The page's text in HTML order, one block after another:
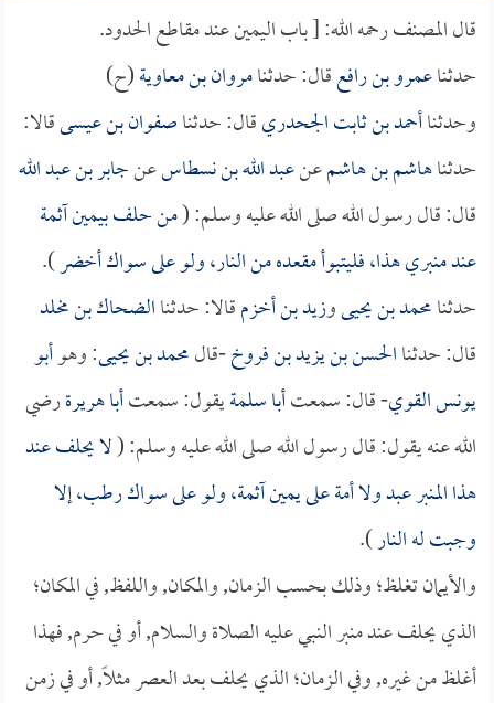
قال المصنف رحمه الله: [ باب اليمين عند مقاطع الحدود.
حدثناعمرو بن رافعقال: حدثنامروان بن معاوية(ح)
وحدثناأحمد بن ثابت الجحدريقال: حدثناصفوان بن عيسىقالا:
حدثناهاشم بن هاشمعنعبد الله بن نسطاسعنجابر بن عبد الله
قال: قال رسول الله صلى الله عليه وسلم: (من حلف بيمين آثمة
عند منبري هذا، فليتبوأ مقعده من النار، ولو على سواك أخضر).
حدثنامحمد بن يحيىوزيد بن أخزمقالا: حدثناالضحاك بن مخلد
قال: حدثناالحسن بن يزيد بن فروخ-قالمحمد بن يحيى: وهوأبو
يونس القوي- قال: سمعتأبا سلمةيقول: سمعتأبا هريرةرضي
الله عنه يقول: قال رسول الله صلى الله عليه وسلم: (لا يحلف عند
هذا المنبر عبد ولا أمة على يمين آثمة، ولو على سواك رطب، إلا
وجبت له النار).
والأيمان تغلظ؛ وذلك بحسب الزمان, والمكان, واللفظ, في المكان؛
الذي يحلف عند منبر النبي عليه الصلاة والسلام, أو في حرم, فهذا
أغلظ من غيره, وفي الزمان؛ الذي يحلف بعد العصر مثلاً, أو في زمن